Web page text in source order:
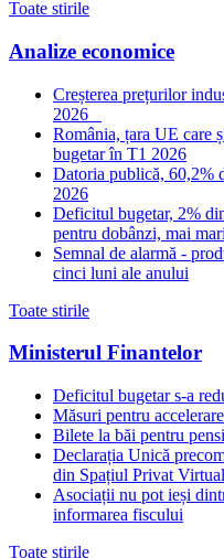
Toate stirile
Analize economice
Creșterea prețurilor
2026
România, țara UE care
bugetar în T1 2026
Datoria publică, 60,2%
2026
Deficitul bugetar, 2%
pentru dobânzi, mai
Semnal de alarmă -
cinci luni ale anului
Toate stirile
Ministerul Finantelor
Deficitul bugetar s-a
Măsuri pentru
Bilete la băi pentru
Declarația Unică
din Spațiul Privat
Asociații nu pot ieși
informarea fiscului
Toate stirile